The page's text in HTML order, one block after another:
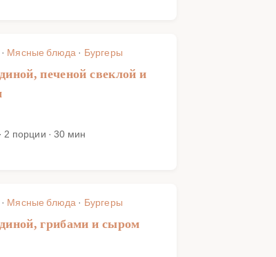
Мясные блюда · Бургеры
печеной свеклой и
2 порции · 30 мин
Мясные блюда · Бургеры
грибами и сыром